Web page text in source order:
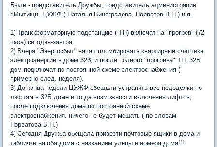
Были - представитель Дружбы, представитель администрации
г.Мытищи, ЦУЖФ ( Наталья Виноградова, Порватов В.Н.) и я.
1) Трансформаторную подстанцию ( ТП) включат на "прогрев" (72
часа) сегодня-завтра.
2) Вчера "Энергосбыт" начал пломбировать квартирные счётчики
электроэнергии в доме 32б, и после полного "прогрева" ТП, 32Б
дом подключат по постоянной схеме электроснабжения (
примерно след. неделя).
3) До конца недели ЦУЖФ обещали устранить все недоделки по
лифтам в 32Б доме и тогда возможности включения лифтов,
после подключения дома по постоянной схеме
электроснабжения, ничего не будет мешать ( по словам
Порватова В.Н.)
4) Сегодня Дружба обещала привезти почтовые ящики в дома и
таблички на оба дома с названием улицы и номера дома!!!